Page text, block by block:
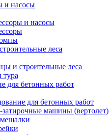
и насосы
и насосы
леса
и строительные леса
для бетонных работ
для бетонных работ
затирочные машины (вертолет)